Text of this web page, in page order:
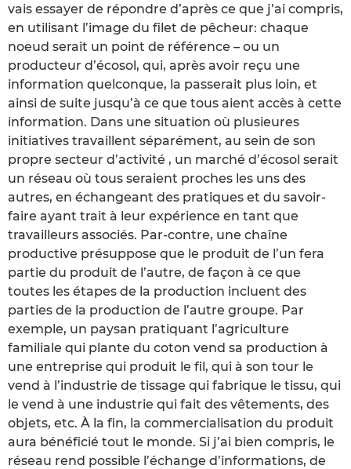
vais essayer de répondre d’après ce que j’ai compris,
en utilisant l’image du filet de pêcheur: chaque
noeud serait un point de référence – ou un
producteur d’écosol, qui, après avoir reçu une
information quelconque, la passerait plus loin, et
ainsi de suite jusqu’à ce que tous aient accès à cette
information. Dans une situation où plusieures
initiatives travaillent séparément, au sein de son
propre secteur d’activité , un marché d’écosol serait
un réseau où tous seraient proches les uns des
autres, en échangeant des pratiques et du savoir-
faire ayant trait à leur expérience en tant que
travailleurs associés. Par-contre, une chaîne
productive présuppose que le produit de l’un fera
partie du produit de l’autre, de façon à ce que
toutes les étapes de la production incluent des
parties de la production de l’autre groupe. Par
exemple, un paysan pratiquant l’agriculture
familiale qui plante du coton vend sa production à
une entreprise qui produit le fil, qui à son tour le
vend à l’industrie de tissage qui fabrique le tissu, qui
le vend à une industrie qui fait des vêtements, des
objets, etc. À la fin, la commercialisation du produit
aura bénéficié tout le monde. Si j’ai bien compris, le
réseau rend possible l’échange d’informations, de